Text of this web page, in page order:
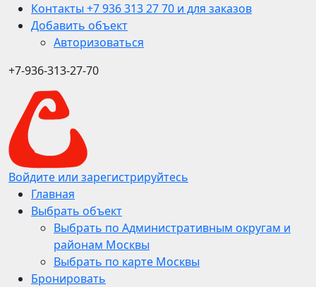
Контакты +7 936 313 27 70 и для заказов
Добавить объект
Авторизоваться
+7-936-313-27-70
Войдите или зарегистрируйтесь
Главная
Выбрать объект
Выбрать по Административным округам и
районам Москвы
Выбрать по карте Москвы
Бронировать